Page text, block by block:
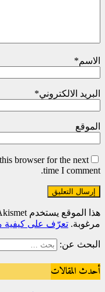
الاسم*
البريد الالكتروني*
الموقع
browser for the next
time I comment.
مرغوبة. تعرّف على كيفية
البحث عن:
أحدث المقالات